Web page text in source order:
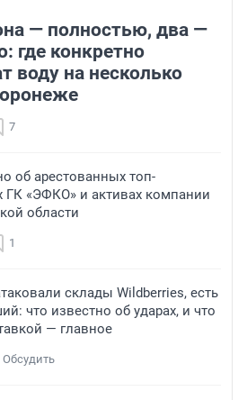
— полностью, два —
где конкретно
воду на несколько
7
об арестованных топ-
ГК «ЭФКО» и активах компании
области
1
склады Wildberries, есть
что известно об ударах, и что
— главное
Обсудить